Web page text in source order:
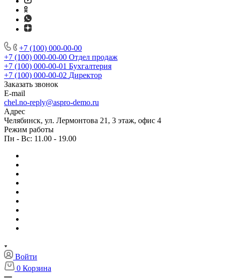
+7 (100) 000-00-00
+7 (100) 000-00-00 Отдел продаж
+7 (100) 000-00-01 Бухгалтерия
+7 (100) 000-00-02 Директор
Заказать звонок
E-mail
chel.no-reply@aspro-demo.ru
Адрес
Челябинск, ул. Лермонтова 21, 3 этаж, офис 4
Режим работы
Пн - Вс: 11.00 - 19.00
Войти
0 Корзина